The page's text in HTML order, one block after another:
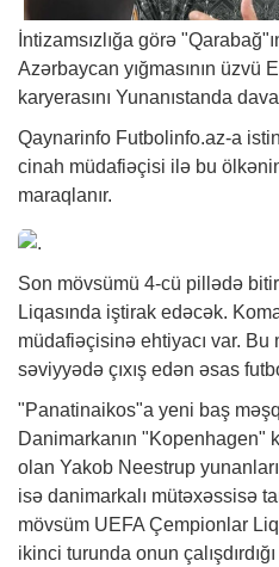
İntizamsızlığa görə
Azərbaycan yığmasının üzvü
karyerasını Yunanıstanda
Qaynarinfo Futbolinfo.az-a
cinah müdafiəçisi ilə bu
maraqlanır.
Son mövsümü 4-cü pillədə
Liqasında iştirak edəcək.
müdafiəçisinə ehtiyacı var. Bu
səviyyədə çıxış edən əsas
"Panatinaikos"a yeni baş
Danimarkanın "Kopenhagen"
olan Yakob Neestrup
isə danimarkalı mütəxəssisə
mövsüm UEFA Çempionlar
ikinci turunda onun